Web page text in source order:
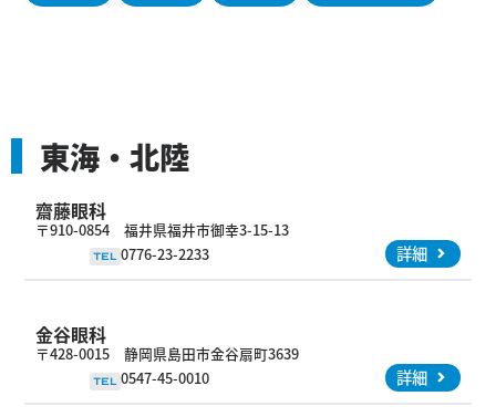
東海・北陸
齋藤眼科
〒910-0854 福井県福井市御幸3-15-13
TEL 0776-23-2233 詳細
金谷眼科
〒428-0015 静岡県島田市金谷扇町3639
TEL 0547-45-0010 詳細